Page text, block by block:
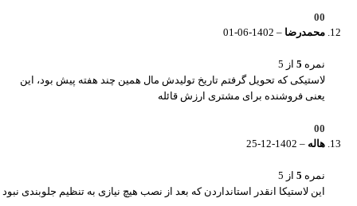
0
0
محمدرضا –
1402-06-01
نمره 5 از 5
لاستیکی که تحویل گرفتم تاریخ تولیدش مال همین چند هفته پیش بود، این
یعنی فروشنده برای مشتری ارزش قائله
0
0
هاله –
1402-12-25
نمره 5 از 5
این لاستیکا انقدر استانداردن که بعد از نصب هیچ نیازی به تنظیم جلوبندی نبود